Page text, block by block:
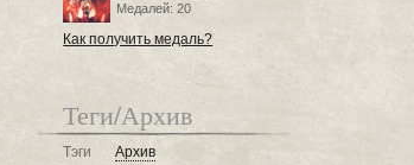
Медалей: 20
Как получить медаль?
Теги/Архив
Тэги Архив